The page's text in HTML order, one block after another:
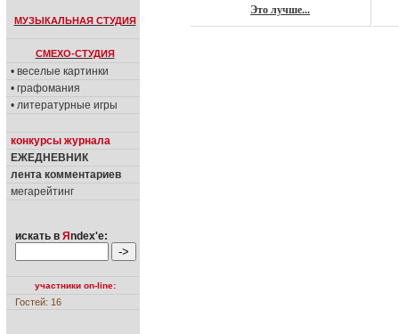
МУЗЫКАЛЬНАЯ СТУДИЯ
СМЕХО-СТУДИЯ
• веселые картинки
• графомания
• литературные игры
конкурсы журнала
ЕЖЕДНЕВНИК
лента комментариев
мегарейтинг
искать в Я ndex'е:
участники on-line:
Гостей: 16
Это лучше...